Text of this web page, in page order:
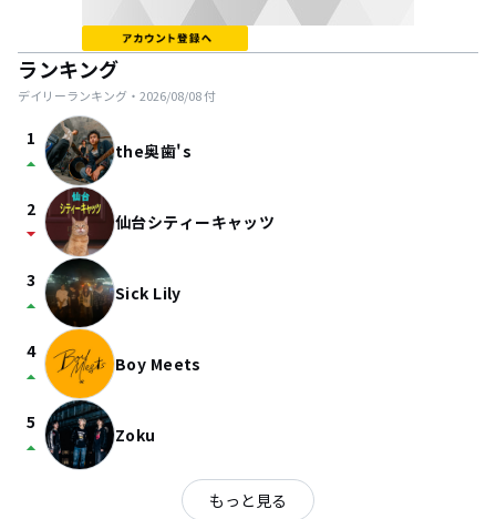
ランキング
デイリーランキング・ 2026/08/08付
1
arrow_drop_up the奥歯's
2
arrow_drop_down 仙台シティーキャッツ
3
arrow_drop_up Sick Lily
4
arrow_drop_up Boy Meets
5
arrow_drop_up Zoku
もっと見る